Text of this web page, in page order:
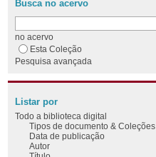
Busca no acervo
no acervo
Esta Coleção
Pesquisa avançada
Listar por
Todo a biblioteca digital
Tipos de documento & Coleções
Data de publicação
Autor